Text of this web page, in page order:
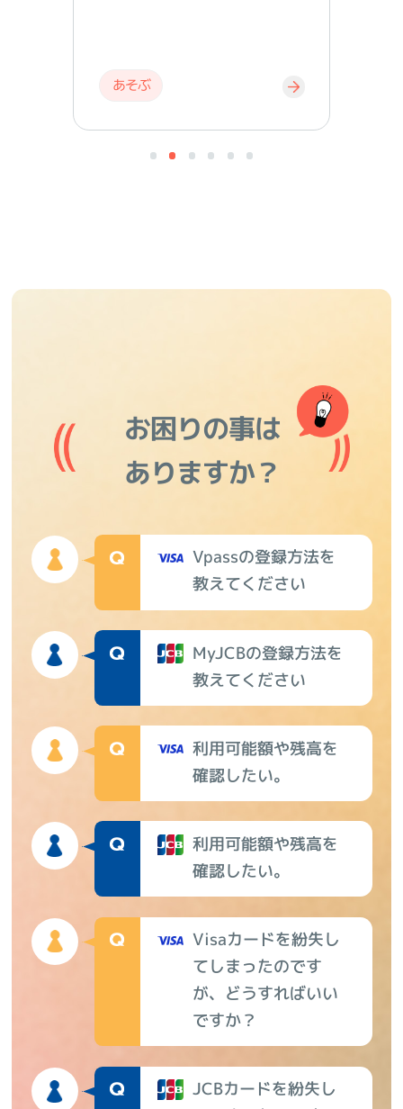
でかける
お困りの事は
ありますか？
Vpassの登録方法を
教えてください
MyJCBの登録方法を
教えてください
利用可能額や残高を
確認したい。
利用可能額や残高を
確認したい。
Visaカードを紛失し
てしまったのです
が、どうすればいい
ですか？
JCBカードを紛失し